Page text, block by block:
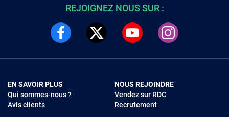
REJOIGNEZ NOUS SUR :
EN SAVOIR PLUS
Qui sommes-nous ?
Avis clients
NOUS REJOINDRE
Vendez sur RDC
Recrutement